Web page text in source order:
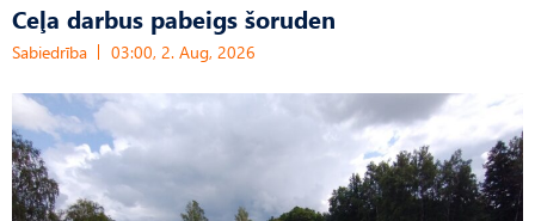
Ceļa darbus pabeigs šoruden
Sabiedrība 03:00, 2. Aug, 2026